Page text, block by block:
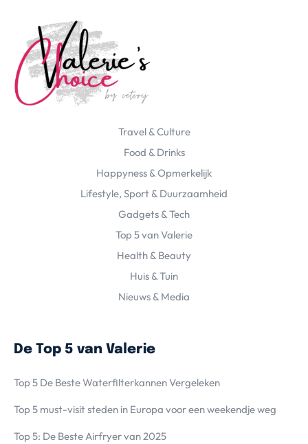
Travel & Culture
Food & Drinks
Happyness & Opmerkelijk
Lifestyle, Sport & Duurzaamheid
Gadgets & Tech
Top 5 van Valerie
Health & Beauty
Huis & Tuin
Nieuws & Media
De Top 5 van Valerie
Top 5 De Beste Waterfilterkannen Vergeleken
Top 5 must-visit steden in Europa voor een weekendje weg
Top 5: De Beste Airfryer van 2025